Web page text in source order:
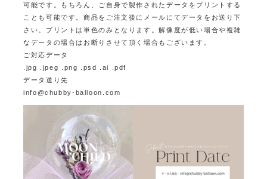
可能です。
もちろん、ご自身で製作されたデータをプリントする
ことも可能です。商品をご注文後にメールにてデータをお送り下
さい。プリントは単色のみとなります。解像度が低い場合や複雑
なデータの場合はお断りさせて頂く場合もございます。
ご対応データ
.jpg .jpeg .png .psd .ai .pdf
データ送り先
info@chubby-balloon.com